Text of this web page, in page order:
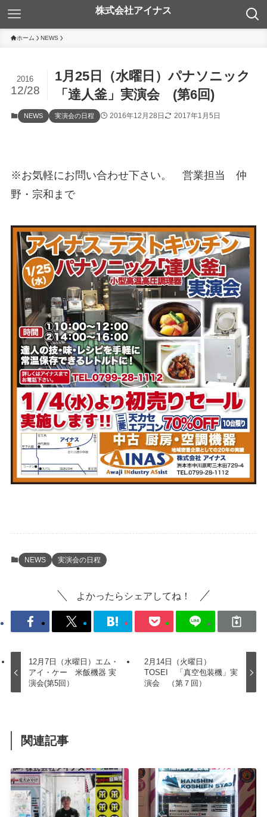
ホーム NEWS
1月25日（水曜日）パナソニック
「達人釜」実演会 (第6回)
2016
12/28
NEWS 実演会の日程 2016年12月28日 2017年1月5日
※お気軽にお問い合わせ下さい。 営業担当 仲
野・宗和まで
NEWS 実演会の日程
よかったらシェアしてね！
12月7日（水曜日）エム・
アイ・ケー 米飯機器 実
演会(第5回）
2月14日（火曜日）
TOSEI 「真空包装機」実
演会 （第７回）
関連記事